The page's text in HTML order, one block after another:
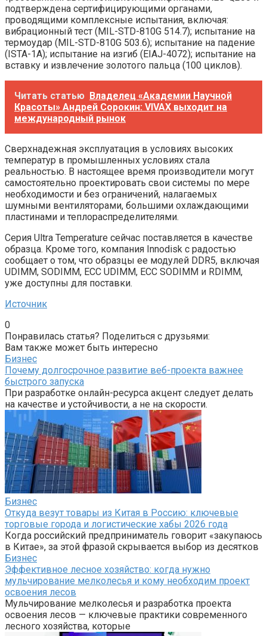
подтверждена сертифицирующими органами,
проводящими комплексные испытания, включая:
вибрационный тест (MIL-STD-810G 514.7); испытание на
термоудар (MIL-STD-810G 503.6); испытание на падение
(ISTA-1A); испытание на изгиб (EIAJ-4072); испытание на
вставку и извлечение золотого пальца (100 циклов).
Читать статью Владелец «Академии Научной
Красоты» Андрей Сорокин: VIVAX выходит на
международный рынок
Сверхнадежная эксплуатация в условиях высоких
температур в промышленных условиях стала
реальностью. В настоящее время производители могут
самостоятельно проектировать свои системы по мере
необходимости и без ограничений, налагаемых
шумными вентиляторами, большими охлаждающими
пластинами и теплораспределителями.
Серия Ultra Temperature сейчас поставляется в качестве
образца. Кроме того, компания Innodisk с радостью
сообщает о том, что образцы ее модулей DDR5, включая
UDIMM, SODIMM, ECC UDIMM, ECC SODIMM и RDIMM,
уже доступны для поставки.
Источник
0
Понравилась статья? Поделиться с друзьями:
Вам также может быть интересно
Бизнес
Почему долгосрочное развитие веб-проекта важнее
быстрого запуска
При разработке онлайн-ресурса акцент следует делать
на качестве и устойчивости, а не на скорости.
Бизнес
Откуда везут товары из Китая в Россию: ключевые
торговые города и логистические хабы 2026 года
Когда российский предприниматель говорит «закупаюсь
в Китае», за этой фразой скрывается выбор из десятков
Бизнес
Эффективное лесное хозяйство: когда нужно
мульчирование мелколесья и кому необходим проект
освоения лесов
Мульчирование мелколесья и разработка проекта
освоения лесов — ключевые практики современного
лесного хозяйства, которые